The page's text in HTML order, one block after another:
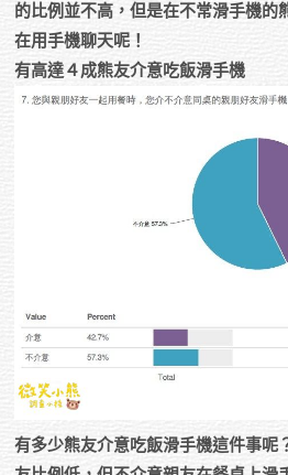
的比例並不高，但是在不常滑手機的
在用手機聊天呢！
有高達４成熊友介意吃飯滑手機
有多少熊友介意吃飯滑手機這件事呢